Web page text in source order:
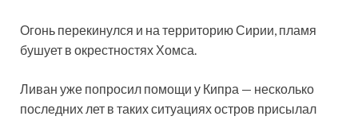
Огонь перекинулся и на территорию Сирии, пламя
бушует в окрестностях Хомса.
Ливан уже попросил помощи у Кипра — несколько
последних лет в таких ситуациях остров присылал